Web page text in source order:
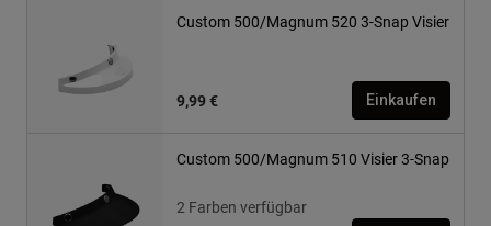
Custom 500/Magnum 520 3-Snap Visier
9,99 € Einkaufen
Custom 500/Magnum 510 Visier 3-Snap
2 Farben verfügbar